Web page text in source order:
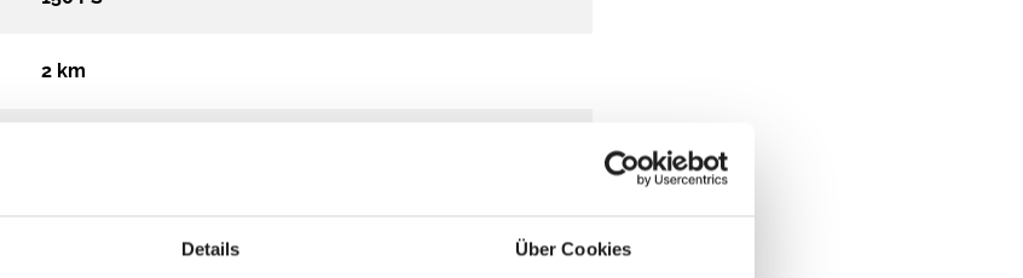
Details Über Cookies
2 km
224 cm